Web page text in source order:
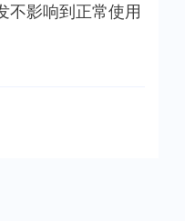
不影响到正常使用